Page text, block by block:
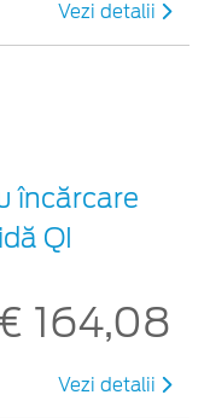
Vezi detalii
încărcare
QI
164,08
Vezi detalii